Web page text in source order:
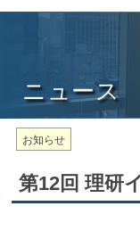
ニュース
お知らせ
第12回 理研